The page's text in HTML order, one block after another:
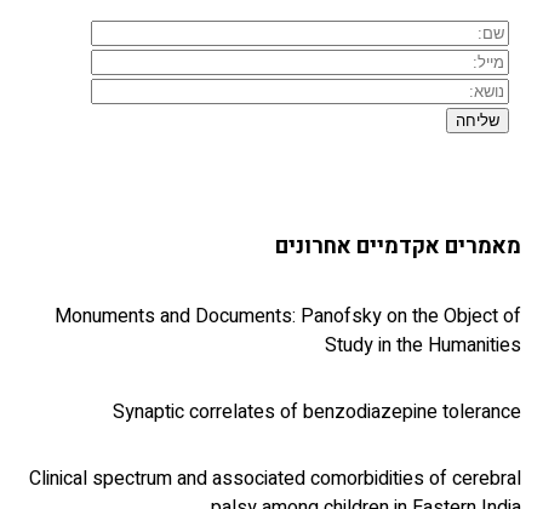
אקדמיים אחרונים
Monuments and Documents: Panofsky on the
Study in the
Synaptic correlates of benzodiazepine
Clinical spectrum and associated comorbidities of